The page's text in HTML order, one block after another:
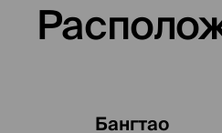
Бангтао